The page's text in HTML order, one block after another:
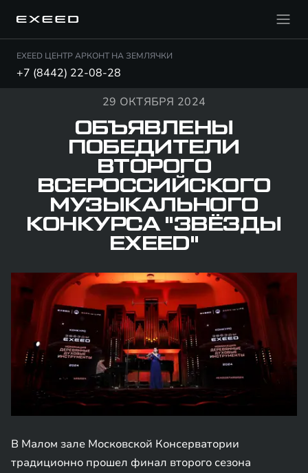
EXEED ЦЕНТР АРКОНТ НА ЗЕМЛЯЧКИ
+7 (8442) 22-08-28
29 ОКТЯБРЯ 2024
ОБЪЯВЛЕНЫ
ПОБЕДИТЕЛИ
ВТОРОГО
ВСЕРОССИЙСКОГО
МУЗЫКАЛЬНОГО
КОНКУРСА "ЗВЁЗДЫ
EXEED"
В Малом зале Московской Консерватории
традиционно прошел финал второго сезона